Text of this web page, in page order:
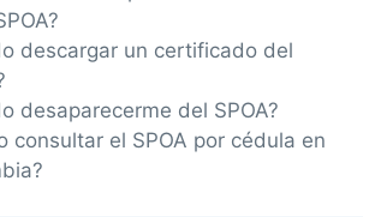
descargar un certificado del
desaparecerme del SPOA?
consultar el SPOA por cédula en